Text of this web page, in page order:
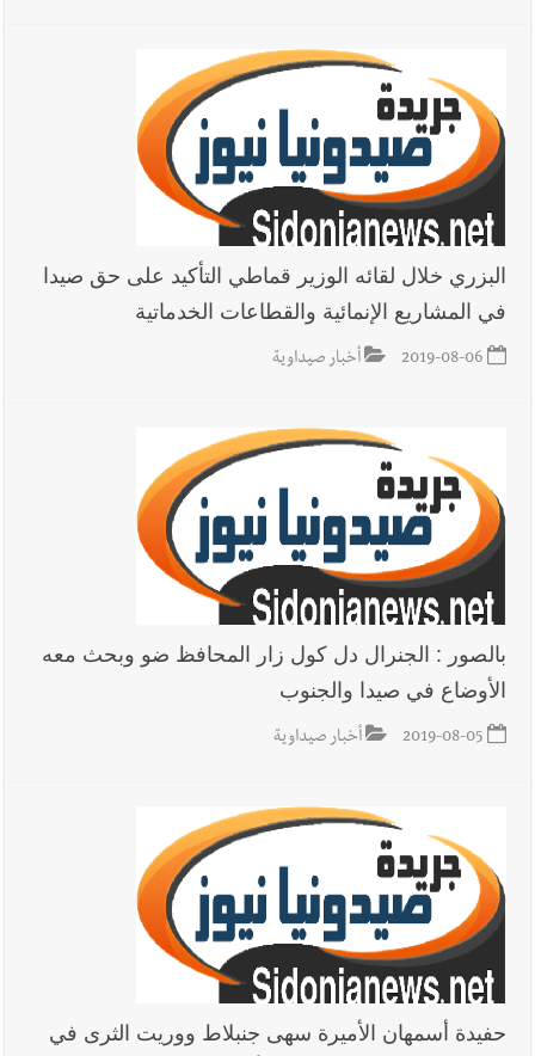
البزري خلال لقائه الوزير قماطي التأكيد على حق صيدا
في المشاريع الإنمائية والقطاعات الخدماتية
2019-08-06 أخبار صيداوية
بالصور : الجنرال دل كول زار المحافظ ضو وبحث معه
الأوضاع في صيدا والجنوب
2019-08-05 أخبار صيداوية
حفيدة أسمهان الأميرة سهى جنبلاط ووريت الثرى في